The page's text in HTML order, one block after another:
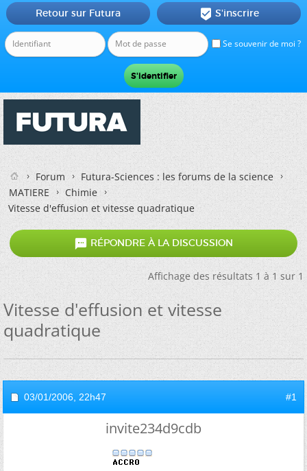
Se souvenir de moi ?
Retour sur Futura  S'inscrire
Forum
Futura-Sciences : les forums de la science
MATIERE
Chimie
Vitesse d'effusion et vitesse quadratique
 RÉPONDRE À LA DISCUSSION
Affichage des résultats 1 à 1 sur 1
Vitesse d'effusion et vitesse
quadratique
03/01/2006, 22h47 #1
invite234d9cdb